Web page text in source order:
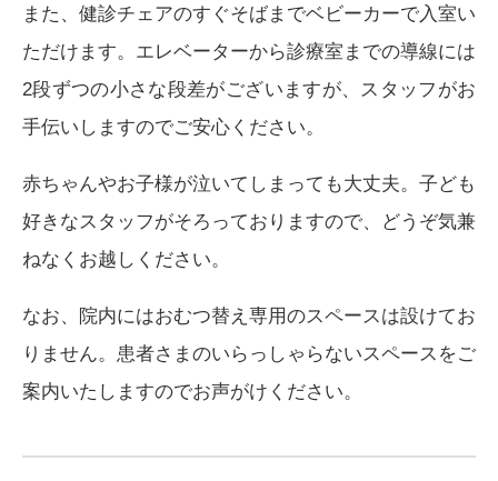
また、健診チェアのすぐそばまでベビーカーで入室い
ただけます。エレベーターから診療室までの導線には
2段ずつの小さな段差がございますが、スタッフがお
手伝いしますのでご安心ください。
赤ちゃんやお子様が泣いてしまっても大丈夫。子ども
好きなスタッフがそろっておりますので、どうぞ気兼
ねなくお越しください。
なお、院内にはおむつ替え専用のスペースは設けてお
りません。患者さまのいらっしゃらないスペースをご
案内いたしますのでお声がけください。